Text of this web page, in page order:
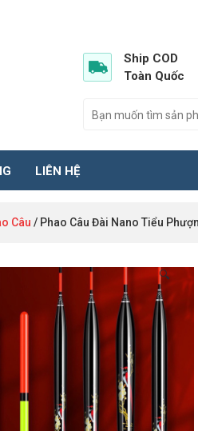
Ship COD
Toàn Quốc
LIÊN HỆ
Câu / Phao Câu Đài Nano Tiểu
🔍